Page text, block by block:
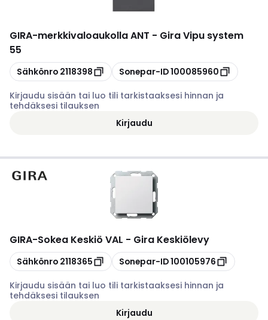
GIRA-merkkivaloaukolla ANT - Gira Vipu system
55
Kopioi
Sähkönro 2118398 Kopioi
Sonepar-ID100085960
Kirjaudu sisään tai luo tili tarkistaaksesi hinnan ja
tehdäksesi tilauksen
Kirjaudu
GIRA-Sokea Keskiö VAL - Gira Keskiölevy
Kopioi
Sähkönro 2118365 Kopioi
Sonepar-ID100105976
Kirjaudu sisään tai luo tili tarkistaaksesi hinnan ja
tehdäksesi tilauksen
Kirjaudu